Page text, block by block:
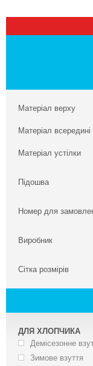
Матеріал верху
Матеріал всередині
Матеріал устілки
Підошва
Номер для
Виробник
Сітка розмірів
ДЛЯ ХЛОПЧИКА
Демісезонне
Зимове взуття